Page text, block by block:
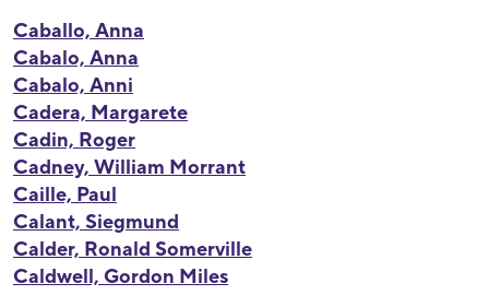
Caballo, Anna
Cabalo, Anna
Cabalo, Anni
Cadera, Margarete
Cadin, Roger
Cadney, William Morrant
Caille, Paul
Calant, Siegmund
Calder, Ronald Somerville
Caldwell, Gordon Miles